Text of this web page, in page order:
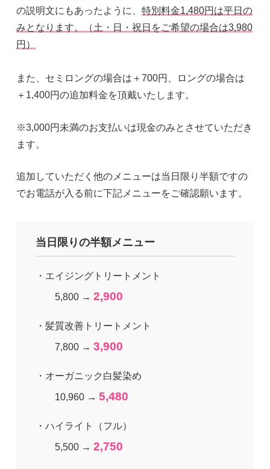
の説明文にもあったように、 特別料金1,480円は平日の
みとなります。（土・日・祝日をご希望の場合は3,980
円）
また、セミロングの場合は＋700円、ロングの場合は
＋1,400円の追加料金を頂戴いたします。
※3,000円未満のお支払いは現金のみとさせていただき
ます。
追加していただく他のメニューは当日限り半額ですの
でお電話が入る前に下記メニューをご確認願います。
当日限りの半額メニュー
・エイジングトリートメント
5,800 → 2,900
・髪質改善トリートメント
7,800 → 3,900
・オーガニック白髪染め
10,960 → 5,480
・ハイライト（フル）
5,500 → 2,750